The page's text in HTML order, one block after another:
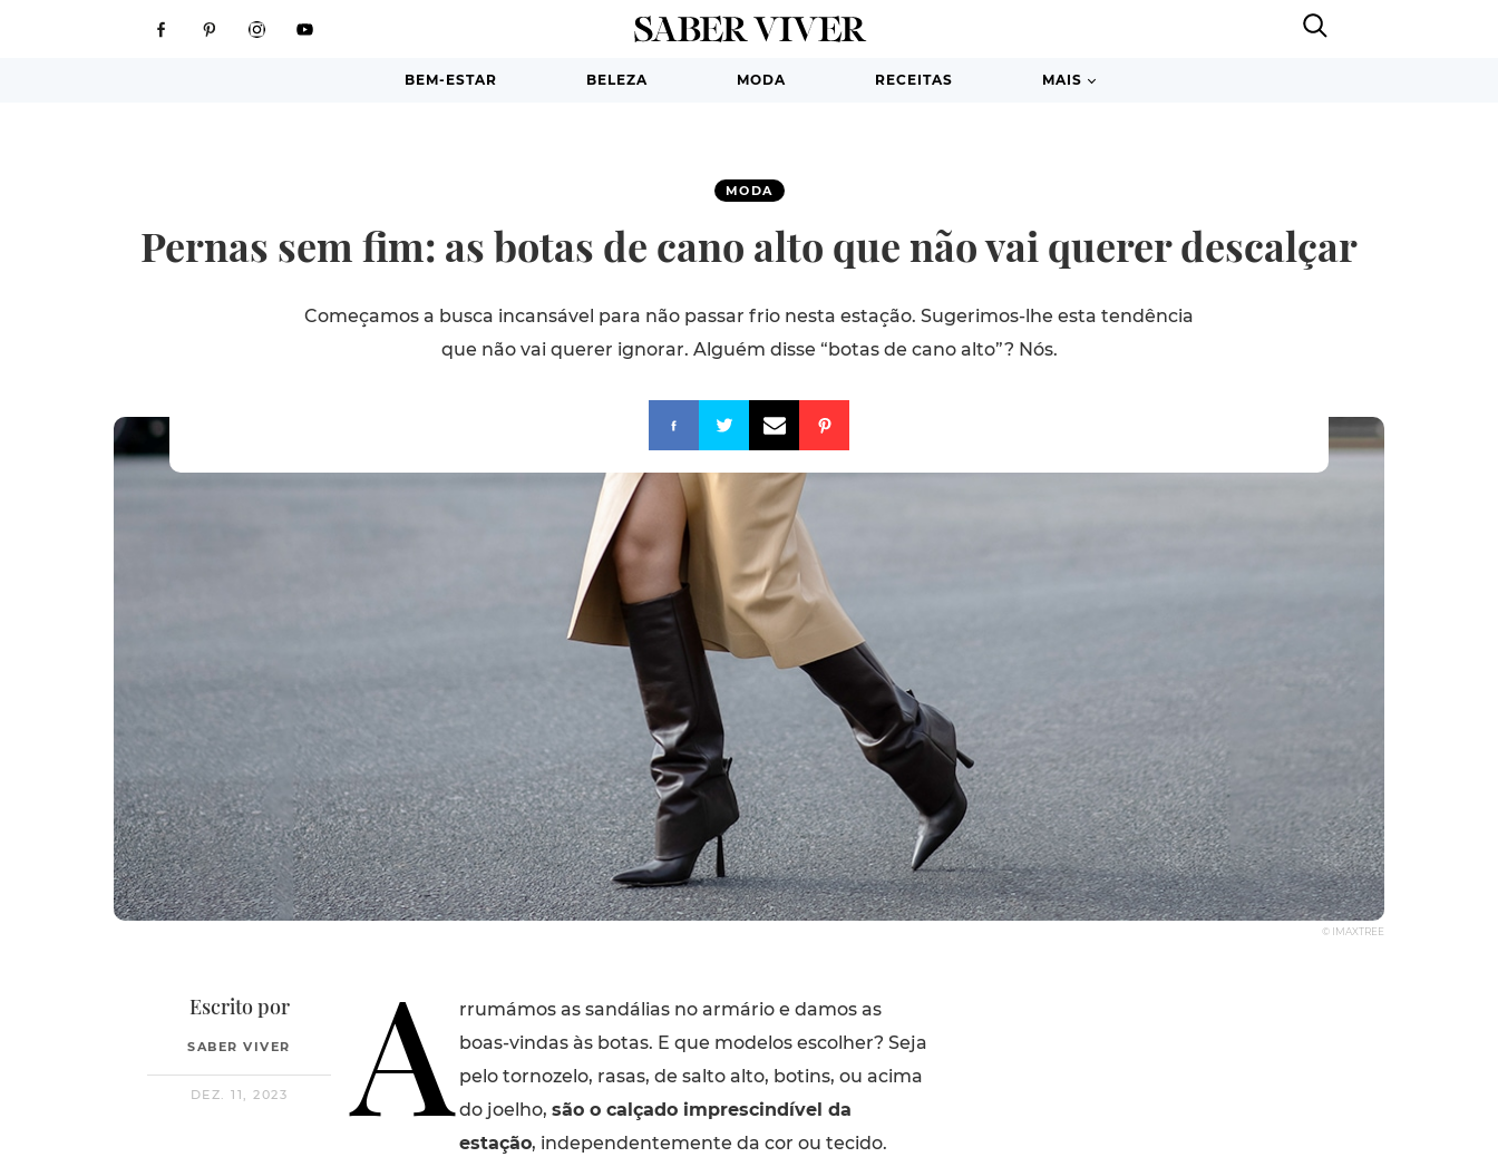
BEM-ESTAR BELEZA MODA RECEITAS MAIS
MODA
Pernas sem fim: as botas de cano alto que não vai querer descalçar
Começamos a busca incansável para não passar frio nesta estação. Sugerimos-lhe esta tendência
que não vai querer ignorar. Alguém disse “botas de cano alto”? Nós.
© IMAXTREE
Escrito por
SABER VIVER
DEZ. 11, 2023 A rrumámos as sandálias no armário e damos as
boas-vindas às botas. E que modelos escolher? Seja
pelo tornozelo, rasas, de salto alto, botins, ou acima
do joelho, são o calçado imprescindível da
estação, independentemente da cor ou tecido.